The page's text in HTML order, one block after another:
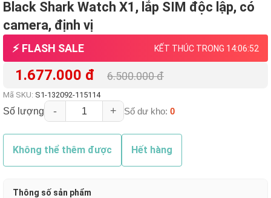
Black Shark Watch X1, lắp SIM độc lập, có
camera, định vị
⚡ FLASH SALE KẾT THÚC TRONG 14:06:51
1.677.000 đ 6.500.000 đ
Mã SKU: S1-132092-115114
Số lượng - + Số dư kho: 0
Không thể thêm được Hết hàng
Thông số sản phẩm